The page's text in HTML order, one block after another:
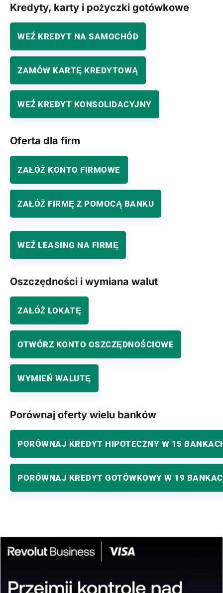
Kredyty, karty i pożyczki gotówkowe
WEŹ KREDYT NA SAMOCHÓD
ZAMÓW KARTĘ KREDYTOWĄ
WEŹ KREDYT KONSOLIDACYJNY
Oferta dla firm
ZAŁÓŻ KONTO FIRMOWE
ZAŁÓŻ FIRMĘ Z POMOCĄ BANKU
WEŹ LEASING NA FIRMĘ
Oszczędności i wymiana walut
ZAŁÓŻ LOKATĘ
OTWÓRZ KONTO OSZCZĘDNOŚCIOWE
WYMIEŃ WALUTĘ
Porównaj oferty wielu banków
PORÓWNAJ KREDYT HIPOTECZNY W 15
PORÓWNAJ KREDYT GOTÓWKOWY W 19